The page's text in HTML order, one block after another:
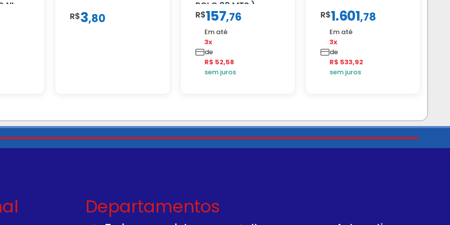
NL
R$3,80
ROLO 20 MTS )
R$157,76
Em até
3x
de
R$ 52,58
sem juros
R$1.601,78
Em até
3x
de
R$ 533,92
sem juros
Departamentos